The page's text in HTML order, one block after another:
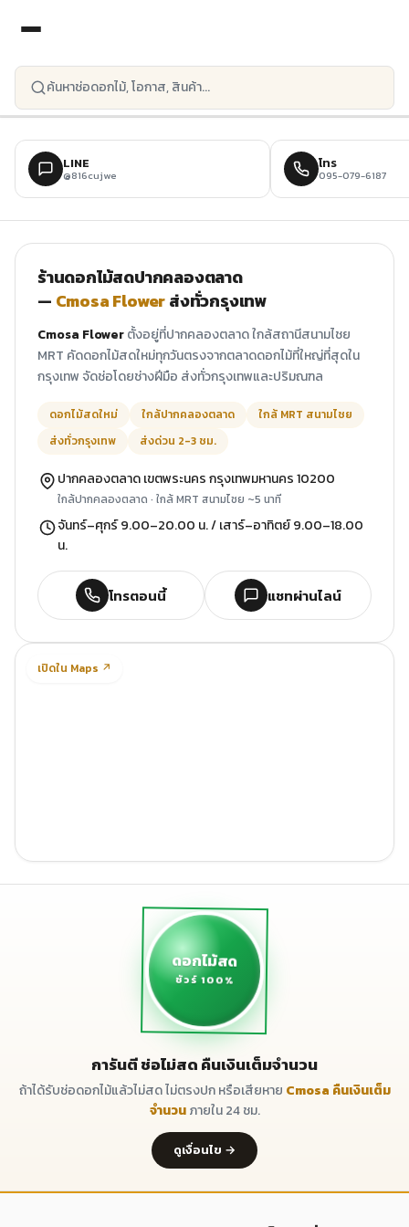
LINE
@816cujwe
โทร
095-079-6187
ร้านดอกไม้สดปากคลองตลาด
— Cmosa Flowerส่งทั่วกรุงเทพ
Cmosa Flowerตั้งอยู่ที่ปากคลองตลาด ใกล้สถานีสนามไชย
MRT คัดดอกไม้สดใหม่ทุกวันตรงจากตลาดดอกไม้ที่ใหญ่ที่สุดใน
กรุงเทพ จัดช่อโดยช่างฝีมือ ส่งทั่วกรุงเทพและปริมณฑล
ดอกไม้สดใหม่ ใกล้ปากคลองตลาด
ใกล้ MRT สนามไชย
ส่งทั่วกรุงเทพ
ส่งด่วน 2-3 ชม.
ปากคลองตลาด เขตพระนคร กรุงเทพมหานคร 10200
ใกล้ปากคลองตลาด · ใกล้ MRT สนามไชย ~5 นาที
จันทร์–ศุกร์ 9.00–20.00 น. / เสาร์–อาทิตย์ 9.00–18.00
น.
โทรตอนนี้ แชทผ่านไลน์
เปิดใน Maps ↗
ดอกไม้สด
ชัวร์ 100%
การันตี ช่อไม่สด คืนเงินเต็มจำนวน
ถ้าได้รับช่อดอกไม้แล้วไม่สด ไม่ตรงปก หรือเสียหาย Cmosa คืนเงินเต็ม
จำนวนภายใน 24 ชม.
ดูเงื่อนไข →